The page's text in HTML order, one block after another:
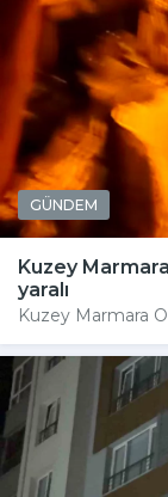
GÜNDEM
Kuzey
yaralı
Kuzey Marmara